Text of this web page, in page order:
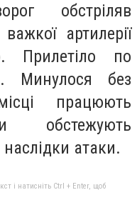
обстріляв
артилерії
Прилетіло по
Минулося без
працюють
обстежують
наслідки атаки.
і натисніть Ctrl + Enter, щоб